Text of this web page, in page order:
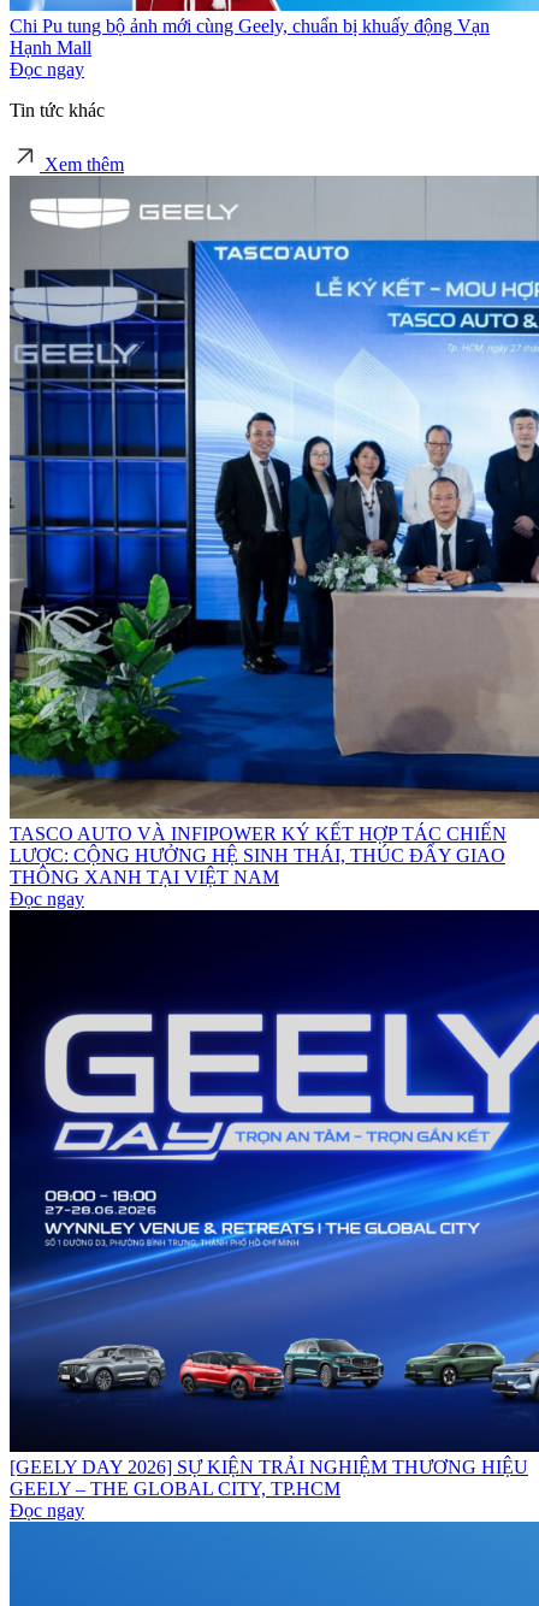
Chi Pu tung bộ ảnh mới cùng Geely, chuẩn bị khuấy động Vạn
Hạnh Mall
Đọc ngay
Tin tức khác
Xem thêm
TASCO AUTO VÀ INFIPOWER KÝ KẾT HỢP TÁC CHIẾN
LƯỢC: CỘNG HƯỞNG HỆ SINH THÁI, THÚC ĐẨY GIAO
THÔNG XANH TẠI VIỆT NAM
Đọc ngay
[GEELY DAY 2026] SỰ KIỆN TRẢI NGHIỆM THƯƠNG HIỆU
GEELY – THE GLOBAL CITY, TP.HCM
Đọc ngay